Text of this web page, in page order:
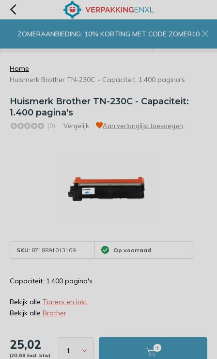
ZOMERAANBIEDING: 10% KORTING MET CODE ZOMER10
Home
Huismerk Brother TN-230C - Capaciteit: 1.400 pagina's
Huismerk Brother TN-230C - Capaciteit:
1.400 pagina's
(0) Vergelijk Aan verlanglijst toevoegen
SKU: 8718891013109 Op voorraad
Capaciteit: 1.400 pagina's
Bekijk alle Toners en inkt
Bekijk alle Brother
25,02
(20,68 Excl. btw)